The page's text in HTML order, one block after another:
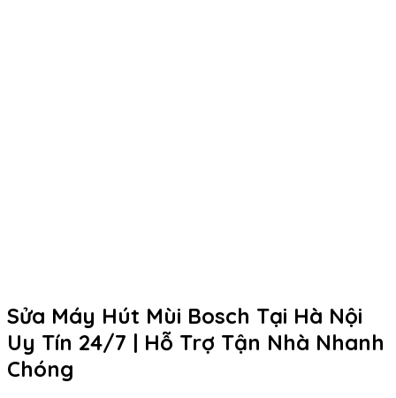
Sửa Máy Hút Mùi Bosch Tại Hà Nội
Uy Tín 24/7 | Hỗ Trợ Tận Nhà Nhanh
Chóng